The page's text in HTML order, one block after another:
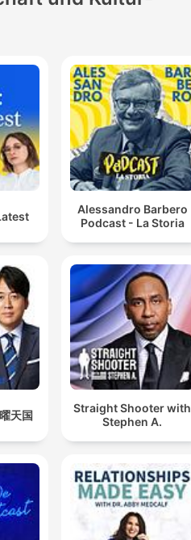
Alessandro Barbero
Podcast - La Storia
天国
Straight Shooter with
Stephen A.